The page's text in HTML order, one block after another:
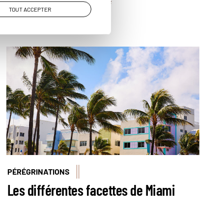
TOUT ACCEPTER
Le quartier de Miami Beach est célèbre pour ses
immeubles Art déco qui se fondent au milieu des
palmiers © Tono Balaguer/stock.adobe.com
PÉRÉGRINATIONS
Les différentes facettes de Miami